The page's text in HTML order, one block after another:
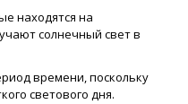
находятся на
солнечный свет в
времени, поскольку
светового дня.